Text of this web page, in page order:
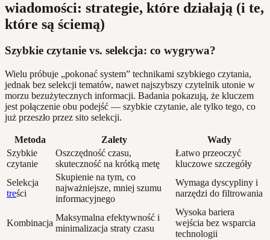
wiadomości: strategie, które działają (i te,
które są ściemą)
Szybkie czytanie vs. selekcja: co wygrywa?
Wielu próbuje „pokonać system” technikami szybkiego czytania,
jednak bez selekcji tematów, nawet najszybszy czytelnik utonie w
morzu bezużytecznych informacji. Badania pokazują, że kluczem
jest połączenie obu podejść — szybkie czytanie, ale tylko tego, co
już przeszło przez sito selekcji.
Metoda Zalety
Wady
Szybkie
czytanie
Oszczędność czasu,
skuteczność na krótką metę
Łatwo przeoczyć
kluczowe szczegóły
Selekcja
treści
Skupienie na tym, co
najważniejsze, mniej szumu
informacyjnego
Wymaga dyscypliny i
narzędzi do filtrowania
Kombinacja
Maksymalna efektywność i
minimalizacja straty czasu
Wysoka bariera
wejścia bez wsparcia
technologii